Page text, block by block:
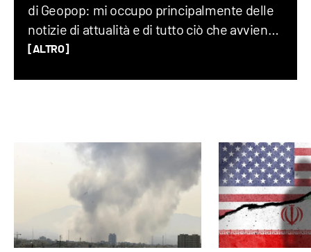
di Geopop: mi occupo principalmente delle
notizie di attualità e di tutto ciò che avviene
sul Pianeta Terra, dalla geopolitica allo
gli eventi del mondo siano profondamente
connessi tra di loro.
[ALTRO]